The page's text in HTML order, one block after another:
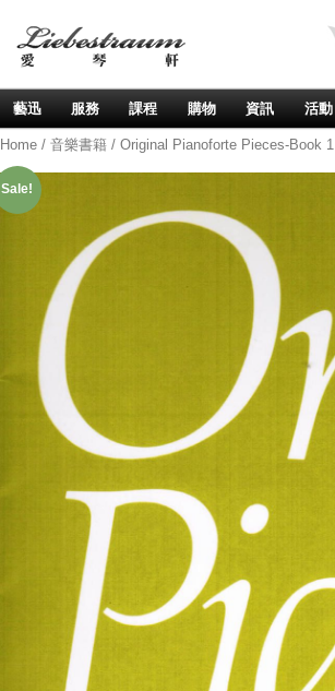
藝迅 服務 課程 購物 資訊 活動
Home / 音樂書籍 / Original Pianoforte Pieces-Book 1
Sale!